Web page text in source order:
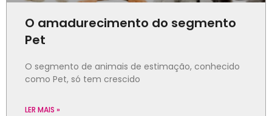
O amadurecimento do segmento
Pet
O segmento de animais de estimação, conhecido
como Pet, só tem crescido
LER MAIS »